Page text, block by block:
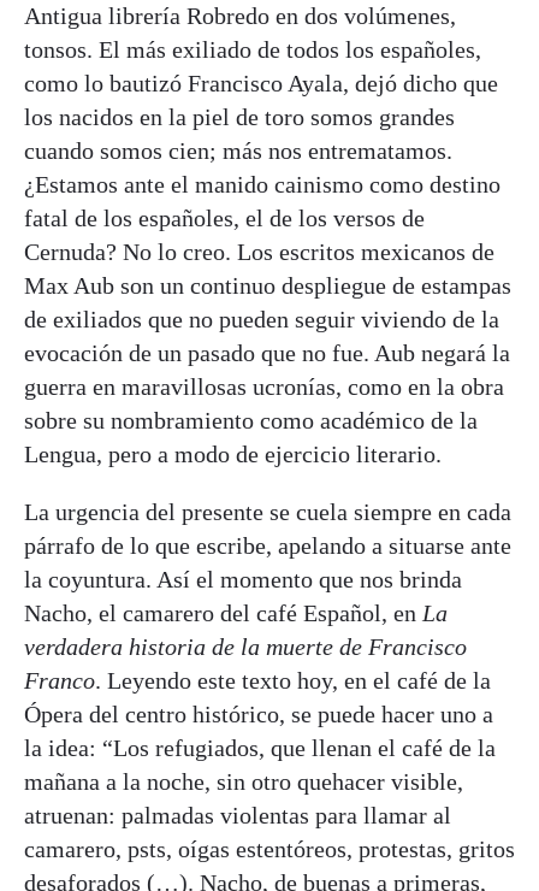
Antigua librería Robredo en dos volúmenes,
tonsos. El más exiliado de todos los españoles,
como lo bautizó Francisco Ayala, dejó dicho que
los nacidos en la piel de toro somos grandes
cuando somos cien; más nos entrematamos.
¿Estamos ante el manido cainismo como destino
fatal de los españoles, el de los versos de
Cernuda? No lo creo. Los escritos mexicanos de
Max Aub son un continuo despliegue de estampas
de exiliados que no pueden seguir viviendo de la
evocación de un pasado que no fue. Aub negará la
guerra en maravillosas ucronías, como en la obra
sobre su nombramiento como académico de la
Lengua, pero a modo de ejercicio literario.
La urgencia del presente se cuela siempre en cada
párrafo de lo que escribe, apelando a situarse ante
la coyuntura. Así el momento que nos brinda
Nacho, el camarero del café Español, en La
verdadera historia de la muerte de Francisco
Franco. Leyendo este texto hoy, en el café de la
Ópera del centro histórico, se puede hacer uno a
la idea: “Los refugiados, que llenan el café de la
mañana a la noche, sin otro quehacer visible,
atruenan: palmadas violentas para llamar al
camarero, psts, oígas estentóreos, protestas, gritos
desaforados (…). Nacho, de buenas a primeras,